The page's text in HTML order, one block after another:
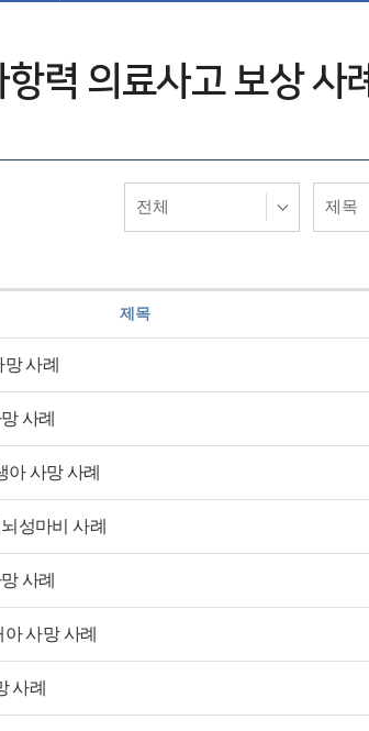
력 의료사고 보상 사례
제목
사례
사례
아 사망 사례
성마비 사례
사례
사망 사례
사례